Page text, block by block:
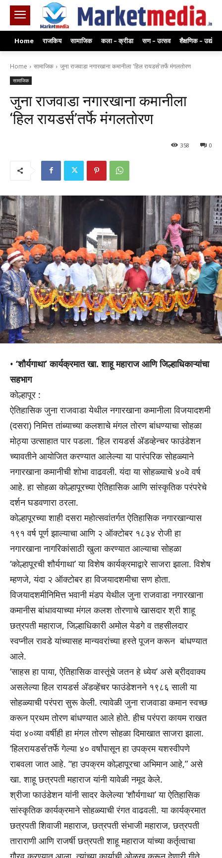
Home राजकिय सामाजिक कला – क्रीडा सण – उत्सव शैक्षणिक – उद्योग
Home सामाजिक जुना राजवाडा नगारखाना कमानीला 'हिल रायडर्स'तर्फे मंगलतोरण
सामाजिक
जुना राजवाडा नगारखाना कमानीला
‘हिल रायडर्स’तर्फे मंगलतोरण
0
358
• ‘शौर्यगाथा’ कार्यक्रमात खा. शाहू महाराज आणि जिल्हाधिकाऱ्यांचा
सहभाग
कोल्हापूर :
ऐतिहासिक जुना राजवाडा येथील नगारखाना कमानीला विजयादशमी
(दसरा) निमित्त तांब्याच्या कलशाचे मंगल तोरण बांधण्याचा सोहळा
मोठ्या उत्साहात पार पडला. ‘हिल रायडर्स ॲडव्हेन्चर फाउंडेशन
च्यावतीने आयोजित करण्यात आलेल्या या पारंपरिक सोहळ्याने
नगारखाना कमानीची शोभा वाढवली. यंदा या सोहळ्याचे ४०वे वर्ष
आहे. हा सोहळा कोल्हापूरच्या ऐतिहासिक आणि सांस्कृतिक परंपरेचे
दर्शन घडवणारा ठरला.
कोल्हापूरच्या शाही दसरा महोत्सवांतर्गत ऐतिहासिक नगारखान्यास
१९१ वर्ष पूर्ण झाल्याचा आणि २ ऑक्टोबर १८३४ रोजी हा
नगारखाना नागरिकांसाठी खुला करण्यात आल्याचा सोहळा
‘कोल्हापूरची शौर्यगाथा’ या विशेष कार्यक्रमाद्वारे साजरा झाला. विशेष
म्हणजे, यंदा २ ऑक्टोबर हा विजयादशमीचा सण होता.
विजयादशमीनिमित्त भवानी मंडप येथील जुना राजवाडा नगारखाना
कमानीस बांधावयाच्या मंगल कलश तोरणाचे खासदार श्री शाहू
छत्रपती महाराज, जिल्हाधिकारी अमोल येडगे व तहसीलदार
स्वप्नील रावडे यांच्यासह मान्यवरांच्या हस्ते पूजन करून बांधण्यात
आले.
‘साहस हा पाया, ऐतिहासिक वास्तूंचे जतन हे ध्येय’ असे ब्रीदवाक्य
असलेल्या हिल रायडर्स ॲडव्हेंचर फाउंडेशनने १९८६ साली या
सोहळ्याची परंपरा सुरू केली. त्यावेळी जुना राजवाडा कमान स्वच्छ
करून प्रथम तोरण बांधण्यात आले होते. हीच परंपरा कायम राखत
यंदा ४०व्या वर्षीही हा मंगल तोरण सोहळा दिमाखात साजरा झाला.
‘हिलरायडर्स’तर्फे गेल्या ४० वर्षांपासून हा उपक्रम यशस्वीपणे
राबवला जात आहे. “हा उपक्रम कोल्हापूरचा अभिमान आहे,” असे
खा. शाहू छत्रपती महाराज यांनी यावेळी नमूद केले.
श्रीजा फाउंडेशन यांनी सादर केलेल्या ‘शौर्यगाथा’ या ऐतिहासिक
सांस्कृतिक कार्यक्रमाने सोहळ्याची रंगत वाढवली. या कार्यक्रमात
छत्रपती शिवाजी महाराज, छत्रपती संभाजी महाराज, छत्रपती
ताराराणी आणि राजर्षी छत्रपती शाहू महाराज यांच्या कर्तृत्वाचा